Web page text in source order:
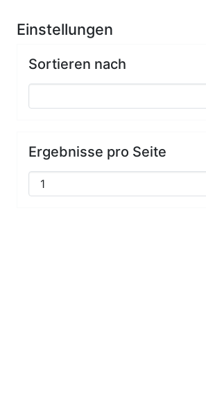
Einstellungen
Sortieren nach
Ergebnisse pro Seite